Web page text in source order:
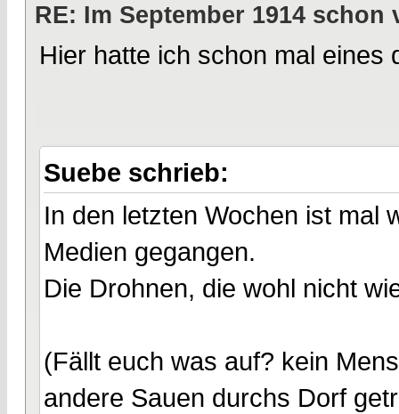
RE: Im September 1914 schon
Hier hatte ich schon mal eines
Suebe schrieb:
In den letzten Wochen ist mal
Medien gegangen.
Die Drohnen, die wohl nicht
(Fällt euch was auf? kein
andere Sauen durchs Dorf